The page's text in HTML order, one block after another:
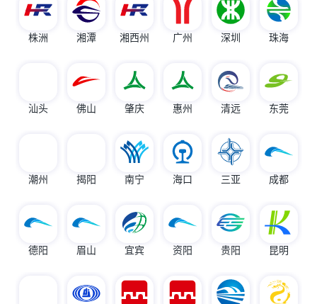
株洲 湘潭 湘西州 广州 深圳 珠海
汕头 佛山 肇庆 惠州 清远 东莞
潮州 揭阳 南宁 海口 三亚 成都
德阳 眉山 宜宾 资阳 贵阳 昆明